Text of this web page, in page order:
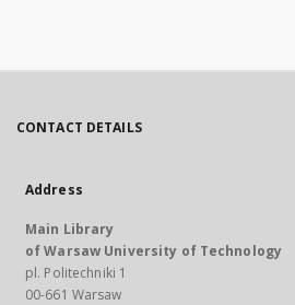
CONTACT DETAILS
Address
Main Library
of Warsaw University of Technology
pl. Politechniki 1
00-661 Warsaw